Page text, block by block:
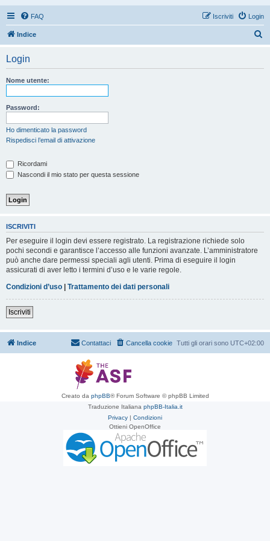
FAQ Login
Iscriviti
Indice
Login
Nome utente:
Password:
Ho dimenticato la password
Rispedisci l’email di attivazione
Ricordami
Nascondi il mio stato per questa sessione
ISCRIVITI
Per eseguire il login devi essere registrato. La registrazione richiede solo
pochi secondi e garantisce l’accesso alle funzioni avanzate. L’amministratore
può anche dare permessi speciali agli utenti. Prima di eseguire il login
assicurati di aver letto i termini d’uso e le varie regole.
Condizioni d’uso | Trattamento dei dati personali
Iscriviti
Indice Tutti gli orari sono UTC+02:00
Cancella cookie
Contattaci
Creato da phpBB® Forum Software © phpBB Limited
Traduzione Italiana phpBB-Italia.it
Privacy | Condizioni
Ottieni OpenOffice